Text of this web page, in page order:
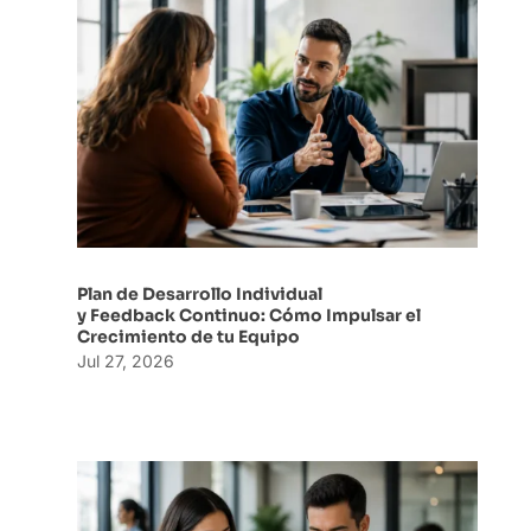
Plan de Desarrollo Individual
y Feedback Continuo: Cómo Impulsar el
Crecimiento de tu Equipo
Jul 27, 2026